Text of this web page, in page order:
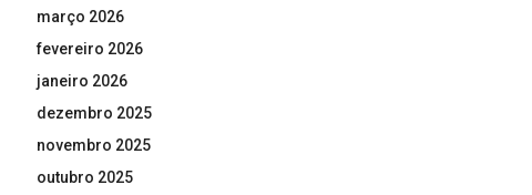
março 2026
fevereiro 2026
janeiro 2026
dezembro 2025
novembro 2025
outubro 2025